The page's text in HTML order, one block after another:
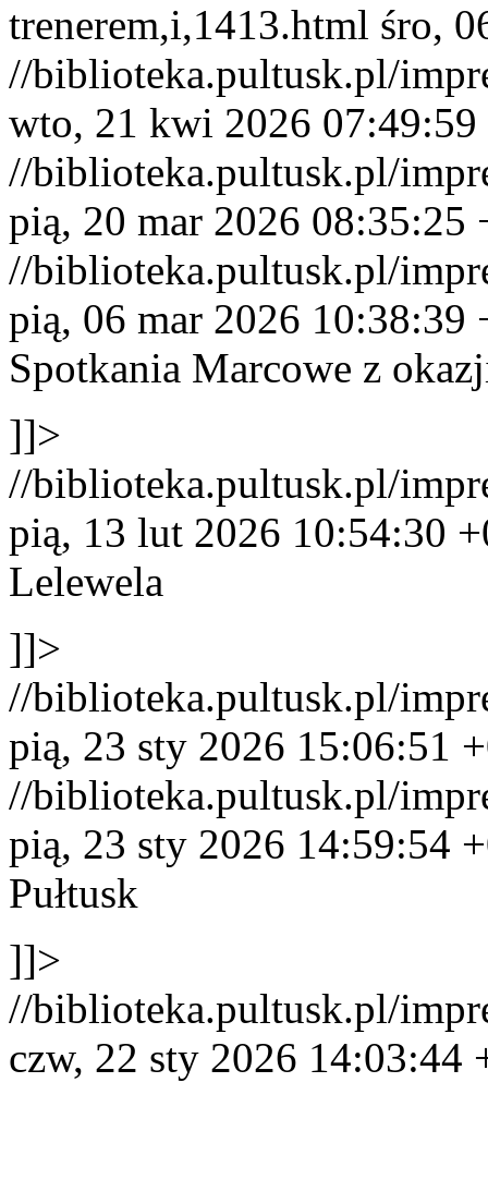
trenerem,i,1413.html śro,
//biblioteka.pultusk.pl/
wto, 21 kwi 2026 07:49:59
//biblioteka.pultusk.pl/
pią, 20 mar 2026 08:35:25
//biblioteka.pultusk.pl/
pią, 06 mar 2026 10:38:39
Spotkania Marcowe z
]]>
//biblioteka.pultusk.pl/
pią, 13 lut 2026 10:54:30
Lelewela
]]>
//biblioteka.pultusk.pl/
pią, 23 sty 2026 15:06:51
//biblioteka.pultusk.pl/
pią, 23 sty 2026 14:59:54
Pułtusk
]]>
//biblioteka.pultusk.pl/
czw, 22 sty 2026 14:03:44